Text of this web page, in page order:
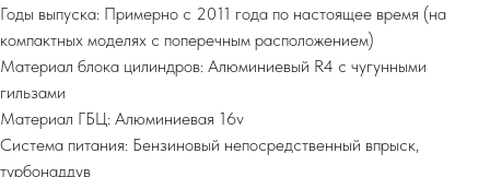
Годы выпуска: Примерно с 2011 года по настоящее время (на
компактных моделях с поперечным расположением)
Материал блока цилиндров: Алюминиевый R4 с чугунными
гильзами
Материал ГБЦ: Алюминиевая 16v
Система питания: Бензиновый непосредственный впрыск,
турбонаддув